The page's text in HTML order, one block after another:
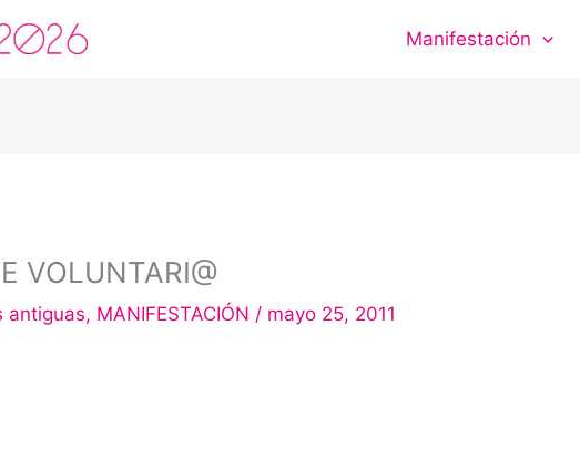
Manifestación
VOLUNTARI@
antiguas, MANIFESTACIÓN / mayo 25, 2011